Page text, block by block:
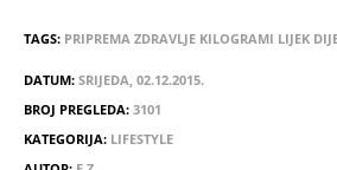
TAGS: PRIPREMA ZDRAVLJE KILOGRAMI LIJEK
DATUM: SRIJEDA, 02.12.2015.
BROJ PREGLEDA: 3101
KATEGORIJA: LIFESTYLE